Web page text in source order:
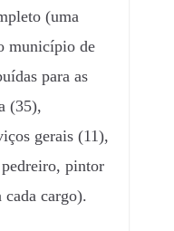
(uma
município de
para as
(35),
gerais (11),
pintor
cada cargo).